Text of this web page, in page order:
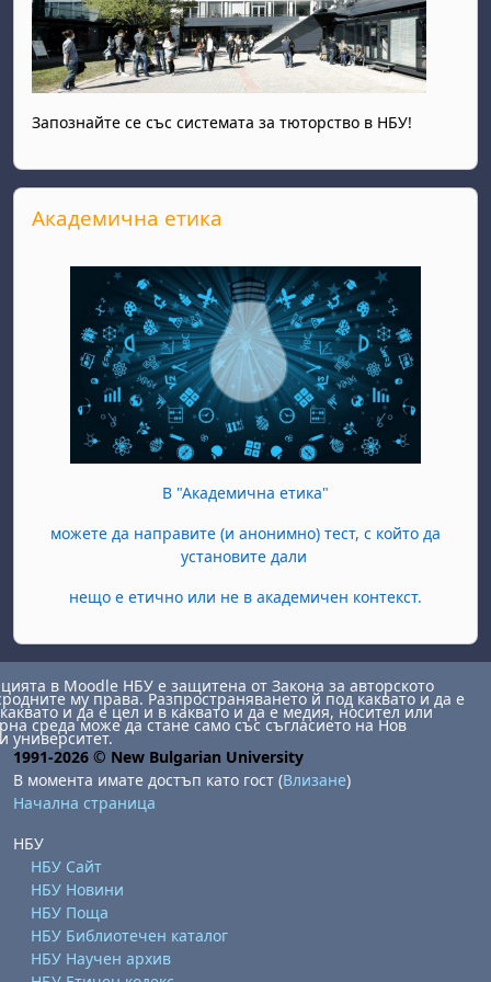
Запознайте се със системата за тюторство в НБУ!
Прескочи Академична етика
Академична етика
В "Академична етика"
можете да направите (и анонимно) тест, с който да
установите дали
нещо е етично или не в академичен контекст.
в Moodle НБУ е защитена от Закона за авторското
му права. Разпространяването й под каквато и да е
и да е цел и в каквато и да е медия, носител или
среда може да стане само със съгласието на Нов
университет.
1991-2026 © New Bulgarian University
В момента имате достъп като гост (Влизане)
Начална страница
НБУ
НБУ Сайт
НБУ Новини
НБУ Поща
НБУ Библиотечен каталог
НБУ Научен архив